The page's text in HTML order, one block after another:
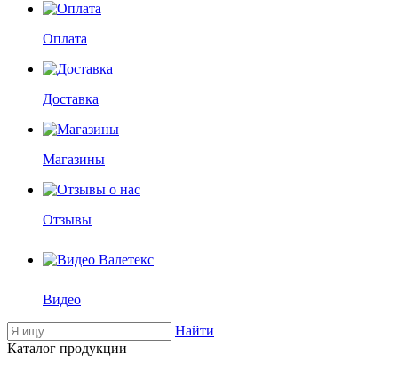
Оплата
Доставка
Магазины
Отзывы
Видео
Найти
Каталог продукции